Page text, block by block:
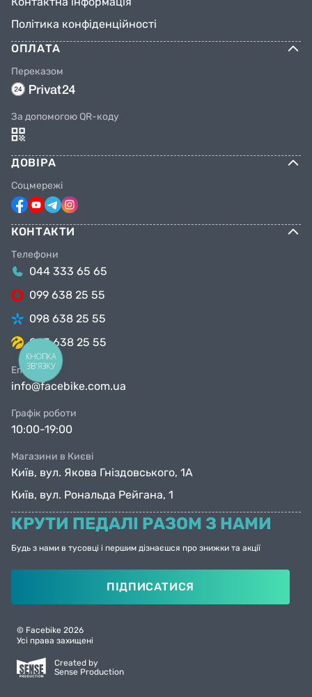
Політика конфіденційності
ОПЛАТА
Переказом
За допомогою QR-коду
ДОВІРА
Соцмережі
КОНТАКТИ
Телефони
044 333 65 65
099 638 25 55
098 638 25 55
063 638 25 55
Email
info@facebike.com.ua
Графік роботи
10:00-19:00
Магазини в Києві
Київ, вул. Якова Гніздовського, 1А
Київ, вул. Рональда Рейгана, 1
КРУТИ ПЕДАЛІ РАЗОМ З НАМИ
Будь з нами в тусовці і першим дізнаєшся про знижки та акції
ПІДПИСАТИСЯ
© Facebike 2026
Усі права захищені
Created by
Sense Production
КНОПКА
ЗВ'ЯЗКУ